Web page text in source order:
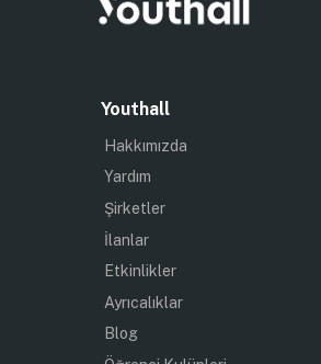
Youthall
Hakkımızda
Yardım
Şirketler
İlanlar
Etkinlikler
Ayrıcalıklar
Blog